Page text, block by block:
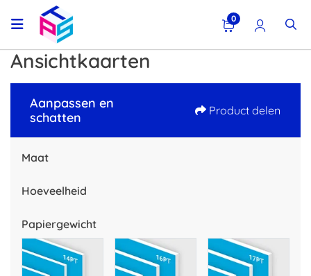
0
Ansichtkaarten
Aanpassen en
schatten
Product delen
Maat
Hoeveelheid
Papiergewicht